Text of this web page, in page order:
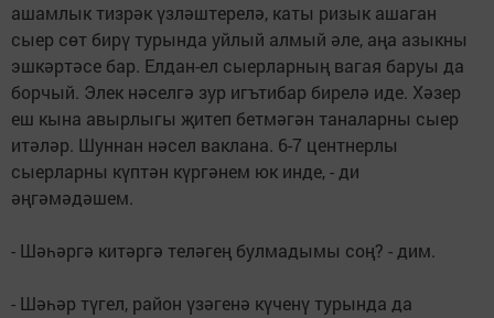
ашамлык тизрәк үзләштерелә, каты ризык ашаган
сыер сөт бирү турында уйлый алмый әле, аңа азыкны
эшкәртәсе бар. Елдан-ел сыерларның вагая баруы да
борчый. Элек нәселгә зур игътибар бирелә иде. Хәзер
еш кына авырлыгы җитеп бетмәгән таналарны сыер
итәләр. Шуннан нәсел ваклана. 6-7 центнерлы
сыерларны күптән күргәнем юк инде, - ди
әңгәмәдәшем.
- Шәһәргә китәргә теләгең булмадымы соң? - дим.
- Шәһәр түгел, район үзәгенә күченү турында да